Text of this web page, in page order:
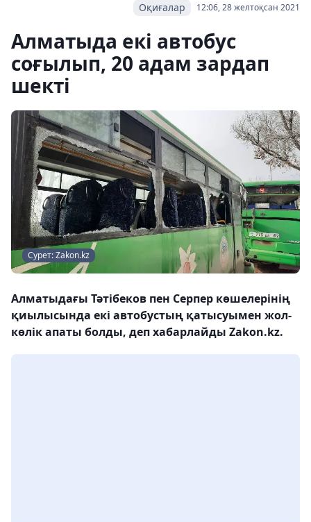
12:06, 28 желтоқсан 2021
Оқиғалар
Алматыда екі автобус
соғылып, 20 адам зардап
шекті
Сурет: Zakon.kz
Алматыдағы Тәтібеков пен Серпер көшелерінің
қиылысында екі автобустың қатысуымен жол-
көлік апаты болды, деп хабарлайды Zakon.kz.